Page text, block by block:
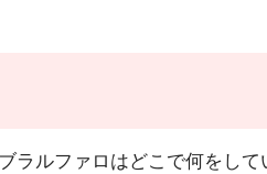
ラルファロはどこで何をし